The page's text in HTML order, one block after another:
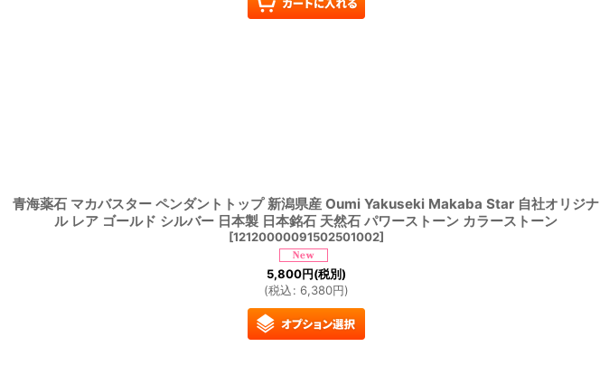
青海薬石 マカバスター ペンダントトップ 新潟県産 Oumi Yakuseki Makaba Star 自社オリジナ
ル レア ゴールド シルバー 日本製 日本銘石 天然石 パワーストーン カラーストーン
[12120000091502501002]
5,800円(税別)
(税込: 6,380円)